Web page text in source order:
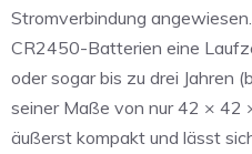
Stromverbindung
CR2450-Batterien eine
oder sogar bis zu drei Jahren
seiner Maße von nur 42 × 42
äußerst kompakt und lässt